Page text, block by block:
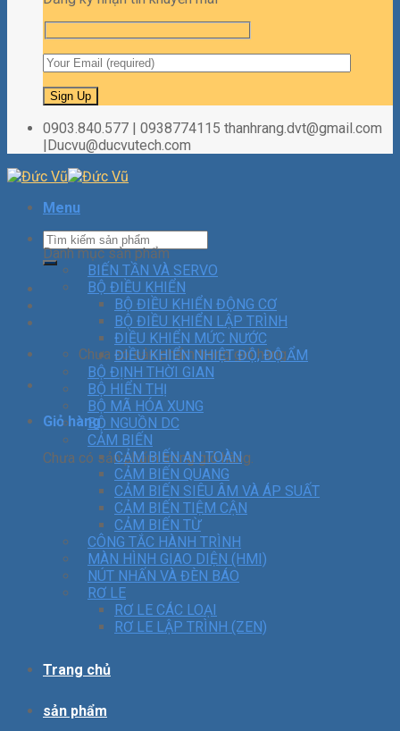
0903.840.577 | 0938774115 thanhrang.dvt@gmail.com
|Ducvu@ducvutech.com
Menu
Chưa có sản phẩm trong giỏ hàng.
Giỏ hàng
Chưa có sản phẩm trong giỏ hàng.
Danh mục sản phẩm
BIẾN TẦN VÀ SERVO
BỘ ĐIỀU KHIỂN
BỘ ĐIỀU KHIỂN ĐỘNG CƠ
BỘ ĐIỀU KHIỂN LẬP TRÌNH
ĐIỀU KHIỂN MỨC NƯỚC
ĐIỀU KHIỂN NHIỆT ĐỘ, ĐỘ ẨM
BỘ ĐỊNH THỜI GIAN
BỘ HIỂN THỊ
BỘ MÃ HÓA XUNG
BỘ NGUỒN DC
CẢM BIẾN
CẢM BIẾN AN TOÀN
CẢM BIẾN QUANG
CẢM BIẾN SIÊU ÂM VÀ ÁP SUẤT
CẢM BIẾN TIỆM CẬN
CẢM BIẾN TỪ
CÔNG TẮC HÀNH TRÌNH
MÀN HÌNH GIAO DIỆN (HMI)
NÚT NHẤN VÀ ĐÈN BÁO
RƠ LE
RƠ LE CÁC LOẠI
RƠ LE LẬP TRÌNH (ZEN)
Trang chủ
sản phẩm